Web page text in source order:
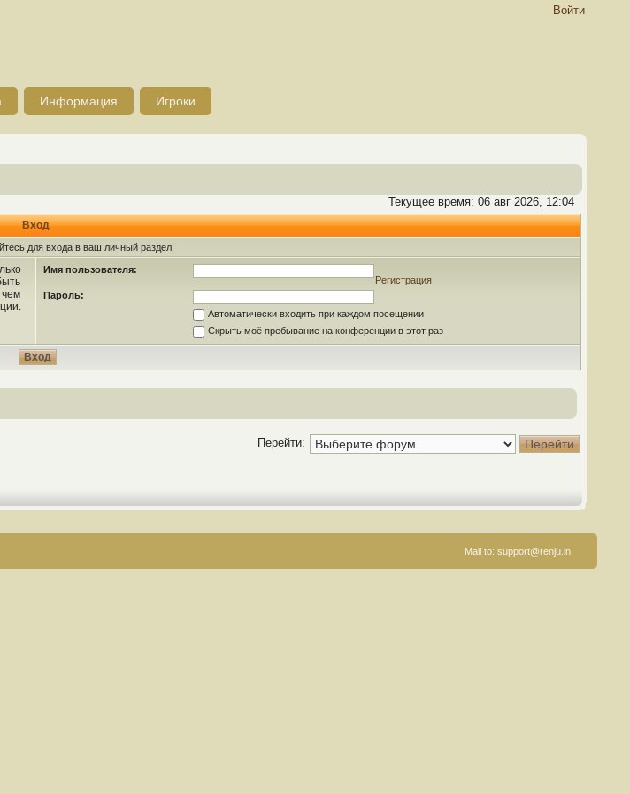
Войти
Информация Игроки
Текущее время: 06 авг 2026, 12:04
Вход
для входа в ваш личный раздел.
чем
Имя пользователя:
Регистрация
Пароль:
Автоматически входить при каждом посещении
Скрыть моё пребывание на конференции в этот раз
Перейти:
Mail to: support@renju.in